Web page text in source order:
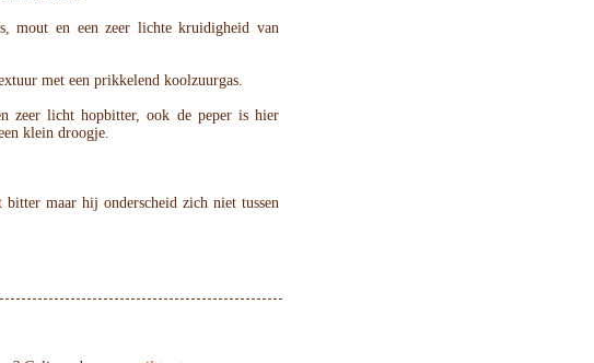
mout en een zeer lichte kruidigheid van
met een prikkelend koolzuurgas.
zeer licht hopbitter, ook de peper is hier
klein droogje.
maar hij onderscheid zich niet tussen